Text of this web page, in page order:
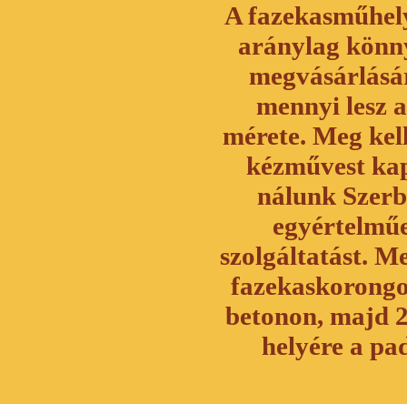
A
aránylag
mennyi lesz
mérete. Meg
kézművest
nálunk
szolgáltatást.
betonon, majd
helyére a